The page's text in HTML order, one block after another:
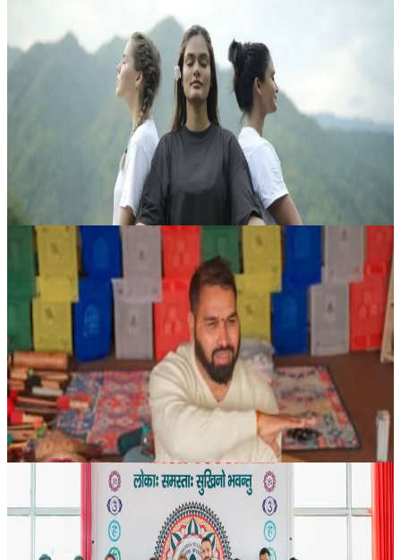
300 Ore di Formazione Insegnanti di Yoga a
Rishikesh – 13 Ago - 11 Set 2026
Questo programma avanzato, interamente residenziale, è pensato per
praticanti di yoga motivati a perfezionare la propria pratica e a
portare l’insegnamento a un livello superiore. Si svolge presso
13 agosto 2026 07:30
Rishikesh, India
Corso di formazione per insegnanti di sound healing
Partecipa con Oj Healings a un corso di formazione per insegnanti
di Sound Healing di 10 giorni a Rishikesh, un’esperienza immersiva
pensata per favorire sia la crescita personale sia l’apprendimento....
599,00 USD
15 agosto 2026 07:30
Rishikesh, India
Corso di formazione insegnanti di yoga di 200 ore a
Rishikesh